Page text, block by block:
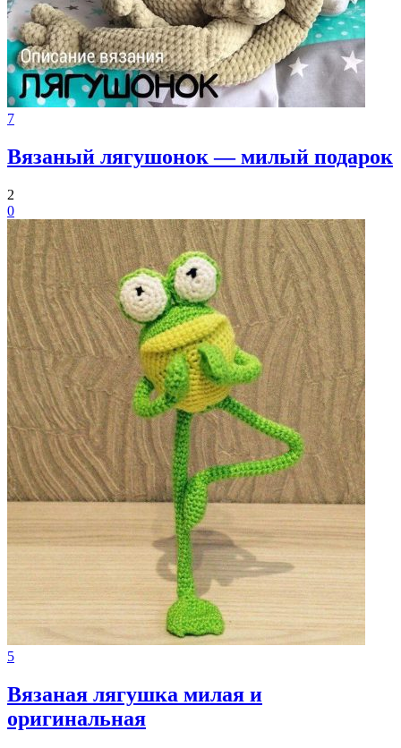
7
Вязаный лягушонок — милый подарок
2
0
5
Вязаная лягушка милая и
оригинальная